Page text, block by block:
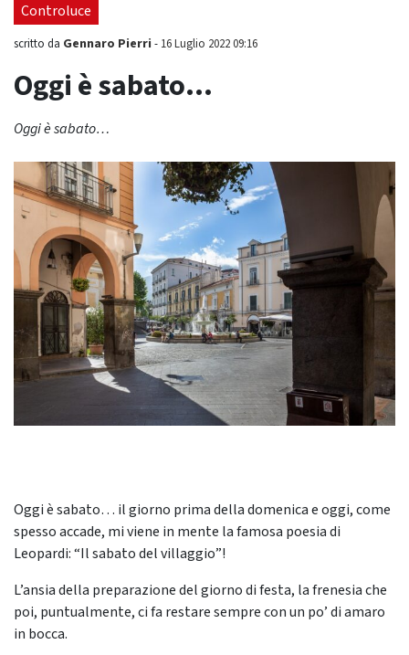
Controluce
scritto da Gennaro Pierri - 16 Luglio 2022 09:16
Oggi è sabato…
Oggi è sabato…
Oggi è sabato… il giorno prima della domenica e oggi, come
spesso accade, mi viene in mente la famosa poesia di
Leopardi: “Il sabato del villaggio”!
L’ansia della preparazione del giorno di festa, la frenesia che
poi, puntualmente, ci fa restare sempre con un po’ di amaro
in bocca.